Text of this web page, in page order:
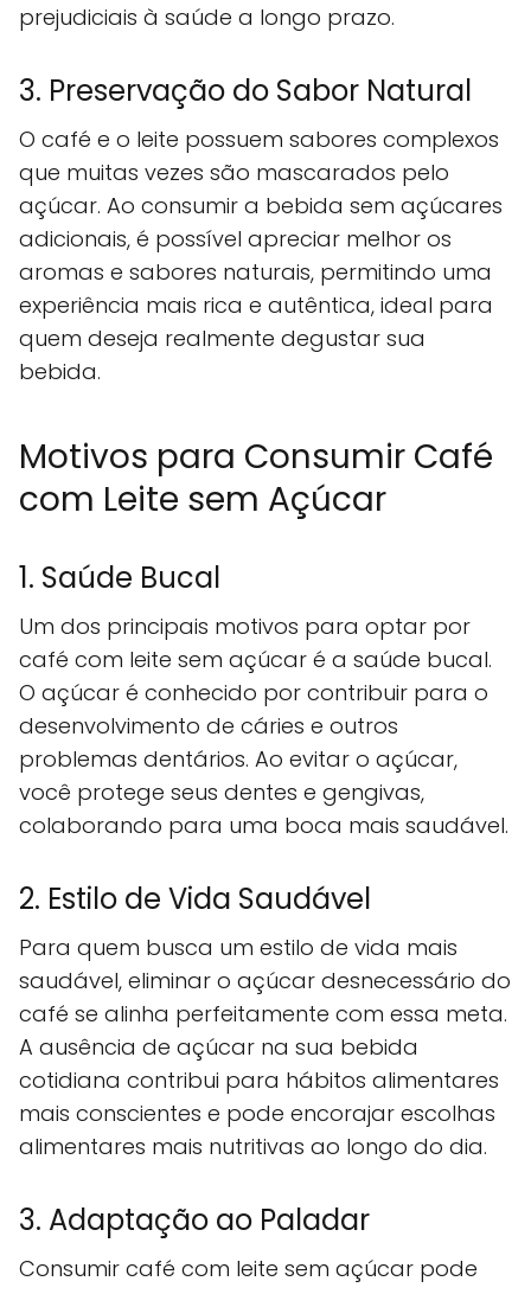
prejudiciais à saúde a longo prazo.
3. Preservação do Sabor Natural
O café e o leite possuem sabores complexos
que muitas vezes são mascarados pelo
açúcar. Ao consumir a bebida sem açúcares
adicionais, é possível apreciar melhor os
aromas e sabores naturais, permitindo uma
experiência mais rica e autêntica, ideal para
quem deseja realmente degustar sua
bebida.
Motivos para Consumir Café
com Leite sem Açúcar
1. Saúde Bucal
Um dos principais motivos para optar por
café com leite sem açúcar é a saúde bucal.
O açúcar é conhecido por contribuir para o
desenvolvimento de cáries e outros
problemas dentários. Ao evitar o açúcar,
você protege seus dentes e gengivas,
colaborando para uma boca mais saudável.
2. Estilo de Vida Saudável
Para quem busca um estilo de vida mais
saudável, eliminar o açúcar desnecessário do
café se alinha perfeitamente com essa meta.
A ausência de açúcar na sua bebida
cotidiana contribui para hábitos alimentares
mais conscientes e pode encorajar escolhas
alimentares mais nutritivas ao longo do dia.
3. Adaptação ao Paladar
Consumir café com leite sem açúcar pode